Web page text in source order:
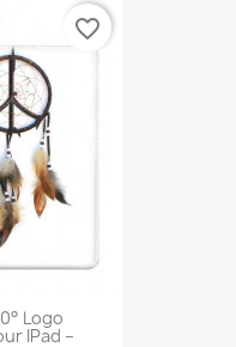
Logo
IPad –
favorite_border